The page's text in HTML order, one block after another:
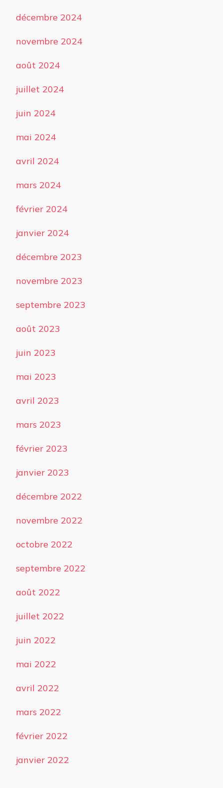
décembre 2024
novembre 2024
août 2024
juillet 2024
juin 2024
mai 2024
avril 2024
mars 2024
février 2024
janvier 2024
décembre 2023
novembre 2023
septembre 2023
août 2023
juin 2023
mai 2023
avril 2023
mars 2023
février 2023
janvier 2023
décembre 2022
novembre 2022
octobre 2022
septembre 2022
août 2022
juillet 2022
juin 2022
mai 2022
avril 2022
mars 2022
février 2022
janvier 2022